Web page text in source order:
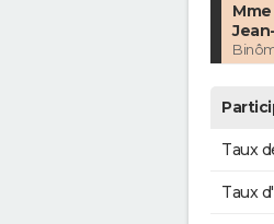
Mme
Taux
Taux